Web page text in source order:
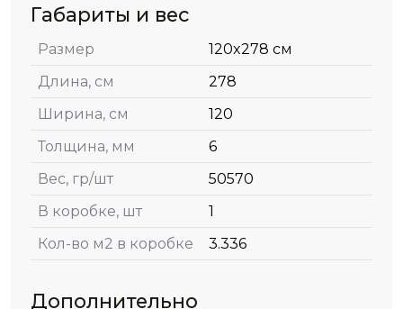
Габариты и вес
Размер
120x278 см
Длина, см
278
Ширина, см
120
Толщина, мм
6
Вес, гр/шт
50570
В коробке, шт
1
Кол-во м2 в коробке
3.336
Дополнительно